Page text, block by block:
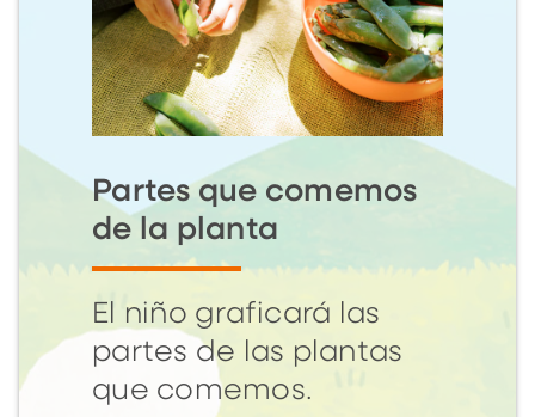
Partes que comemos
de la planta
El niño graficará las
partes de las plantas
que comemos.